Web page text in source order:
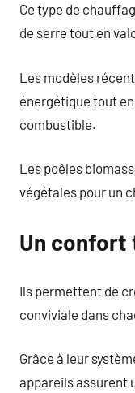
Ce type de
de serre tout en
Les modèles
énergétique tout
combustible.
Les poêles
végétales pour un
Un confort
Ils permettent de
conviviale dans
Grâce à leur
appareils assurent